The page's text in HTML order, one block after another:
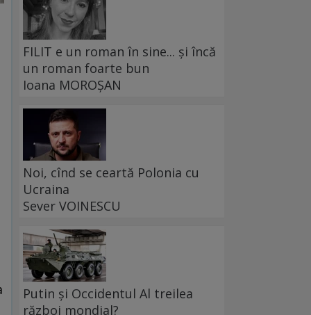
FILIT e un roman în sine... și încă
un roman foarte bun
Ioana MOROȘAN
Noi, cînd se ceartă Polonia cu
Ucraina
Sever VOINESCU
Putin și Occidentul Al treilea
război mondial?